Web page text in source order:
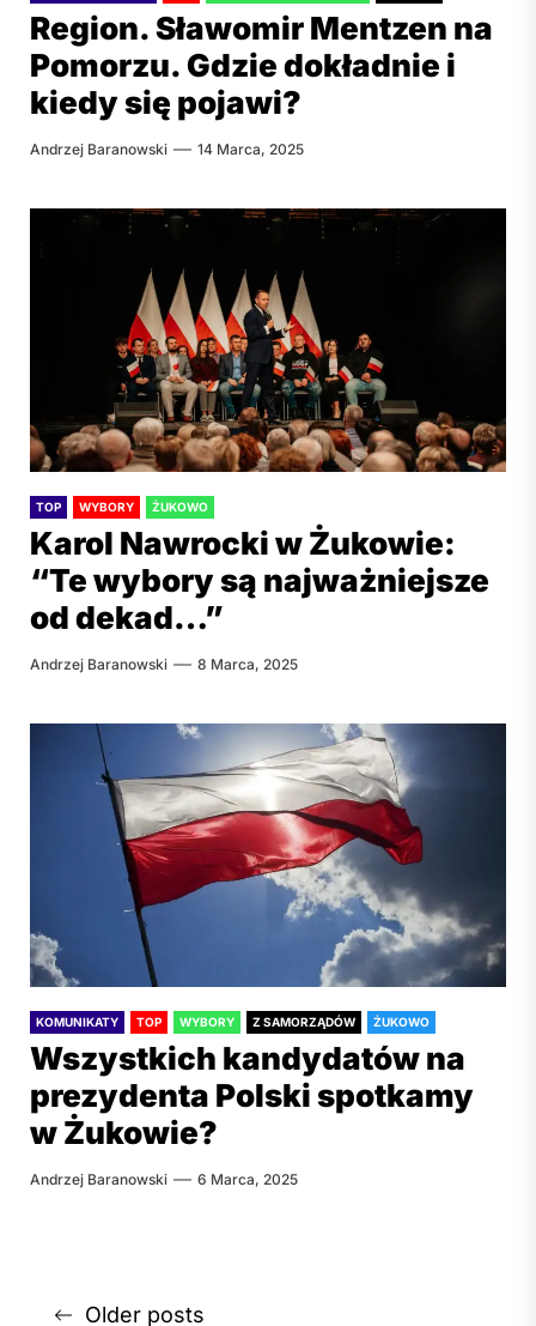
Region. Sławomir Mentzen na
Pomorzu. Gdzie dokładnie i
kiedy się pojawi?
Andrzej Baranowski 14 Marca, 2025
TOP WYBORY ŻUKOWO
Karol Nawrocki w Żukowie:
“Te wybory są najważniejsze
od dekad…”
Andrzej Baranowski 8 Marca, 2025
KOMUNIKATY TOP WYBORY Z SAMORZĄDÓW ŻUKOWO
Wszystkich kandydatów na
prezydenta Polski spotkamy
w Żukowie?
Andrzej Baranowski 6 Marca, 2025
Nawigacja
Older posts